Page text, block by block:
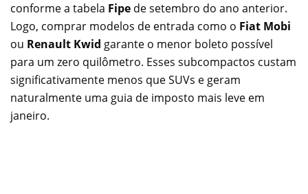
conforme a tabela Fipe de setembro do ano anterior.
Logo, comprar modelos de entrada como o Fiat Mobi
ou Renault Kwid garante o menor boleto possível
para um zero quilômetro. Esses subcompactos custam
significativamente menos que SUVs e geram
naturalmente uma guia de imposto mais leve em
janeiro.